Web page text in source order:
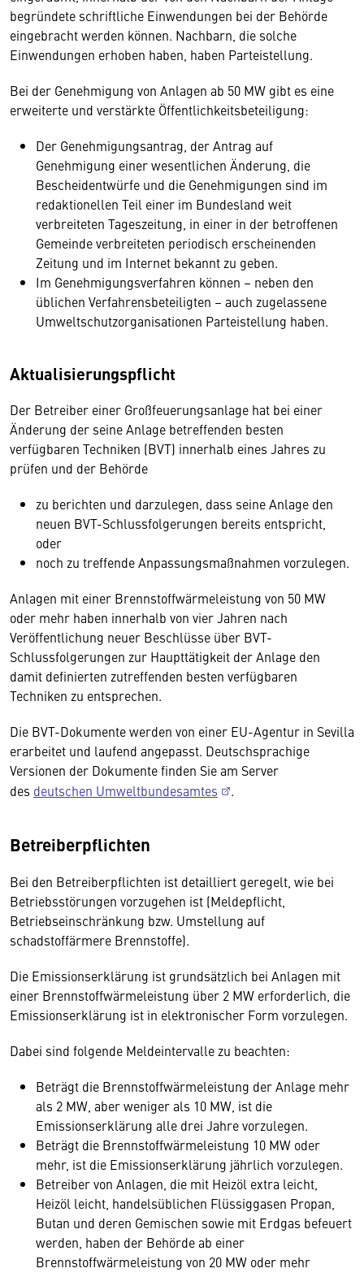
begründete schriftliche Einwendungen bei der Behörde
eingebracht werden können. Nachbarn, die solche
Einwendungen erhoben haben, haben Parteistellung.
Bei der Genehmigung von Anlagen ab 50 MW gibt es eine
erweiterte und verstärkte Öffentlichkeitsbeteiligung:
Der Genehmigungsantrag, der Antrag auf
Genehmigung einer wesentlichen Änderung, die
Bescheidentwürfe und die Genehmigungen sind im
redaktionellen Teil einer im Bundesland weit
verbreiteten Tageszeitung, in einer in der betroffenen
Gemeinde verbreiteten periodisch erscheinenden
Zeitung und im Internet bekannt zu geben.
Im Genehmigungsverfahren können – neben den
üblichen Verfahrensbeteiligten – auch zugelassene
Umweltschutzorganisationen Parteistellung haben.
Aktualisierungspflicht
Der Betreiber einer Großfeuerungsanlage hat bei einer
Änderung der seine Anlage betreffenden besten
verfügbaren Techniken (BVT) innerhalb eines Jahres zu
prüfen und der Behörde
zu berichten und darzulegen, dass seine Anlage den
neuen BVT-Schlussfolgerungen bereits entspricht,
oder
noch zu treffende Anpassungsmaßnahmen vorzulegen.
Anlagen mit einer Brennstoffwärmeleistung von 50 MW
oder mehr haben innerhalb von vier Jahren nach
Veröffentlichung neuer Beschlüsse über BVT-
Schlussfolgerungen zur Haupttätigkeit der Anlage den
damit definierten zutreffenden besten verfügbaren
Techniken zu entsprechen.
Die BVT-Dokumente werden von einer EU-Agentur in Sevilla
erarbeitet und laufend angepasst. Deutschsprachige
Versionen der Dokumente finden Sie am Server
des deutschen Umweltbundesamtes .
Betreiberpflichten
Bei den Betreiberpflichten ist detailliert geregelt, wie bei
Betriebsstörungen vorzugehen ist (Meldepflicht,
Betriebseinschränkung bzw. Umstellung auf
schadstoffärmere Brennstoffe).
Die Emissionserklärung ist grundsätzlich bei Anlagen mit
einer Brennstoffwärmeleistung über 2 MW erforderlich, die
Emissionserklärung ist in elektronischer Form vorzulegen.
Dabei sind folgende Meldeintervalle zu beachten:
Beträgt die Brennstoffwärmeleistung der Anlage mehr
als 2 MW, aber weniger als 10 MW, ist die
Emissionserklärung alle drei Jahre vorzulegen.
Beträgt die Brennstoffwärmeleistung 10 MW oder
mehr, ist die Emissionserklärung jährlich vorzulegen.
Betreiber von Anlagen, die mit Heizöl extra leicht,
Heizöl leicht, handelsüblichen Flüssiggasen Propan,
Butan und deren Gemischen sowie mit Erdgas befeuert
werden, haben der Behörde ab einer
Brennstoffwärmeleistung von 20 MW oder mehr